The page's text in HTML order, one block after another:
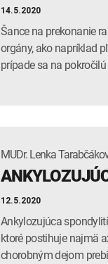
14.5.2020
Šance na prekonanie
orgány, ako napríklad
prípade sa na
MUDr. Lenka
12.5.2020
Ankylozujúca
ktoré postihuje najmä
chorobným dejom